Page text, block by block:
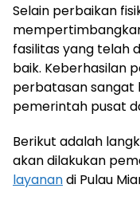
Selain perbaikan
fasilitas yang telah
baik. Keberhasilan
perbatasan sangat
pemerintah pusat
Berikut adalah
akan dilakukan
layanandi Pulau